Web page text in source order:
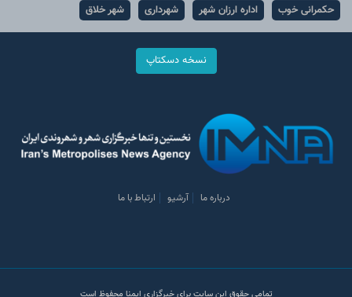
حکمرانی خوب
اداره ارزان شهر شهرداری شهر خلاق
نسخه دسکتاپ
درباره ما آرشیو ارتباط با ما
تمامی حقوق این سایت برای خبرگزاری ایمنا محفوظ است